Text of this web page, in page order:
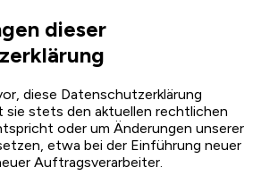
dieser
diese Datenschutzerklärung
sie stets den aktuellen rechtlichen
oder um Änderungen unserer
etwa bei der Einführung neuer
Auftragsverarbeiter.